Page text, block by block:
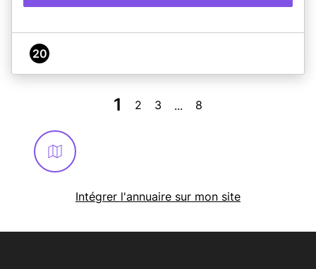
20
1 2 3 ... 8
Intégrer l'annuaire sur mon site